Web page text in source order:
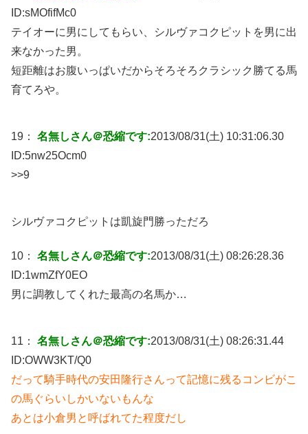
ID:sMOfifMc0
テイオーに男にしてもらい、シルヴァコクピットを男に出
来なかった男。
短距離はお腹いっぱいだからそろそろクラシック勝てる馬
育てろや。
19： 名無しさん＠恐縮です:2013/08/31(土) 10:31:06.30
ID:5nw25Ocm0
>>9
シルヴァコクピットは凱旋門勝っただろ
10： 名無しさん＠恐縮です:2013/08/31(土) 08:26:28.36
ID:1wmZfY0EO
男に調教してくれた最高の名馬か…
11： 名無しさん＠恐縮です:2013/08/31(土) 08:26:31.44
ID:OWW3KT/Q0
だって騎手時代の安田隆行さんって記憶に残るコンビがこ
の馬ぐらいしかいないもんな
あとは小倉男と呼ばれてた程度だし